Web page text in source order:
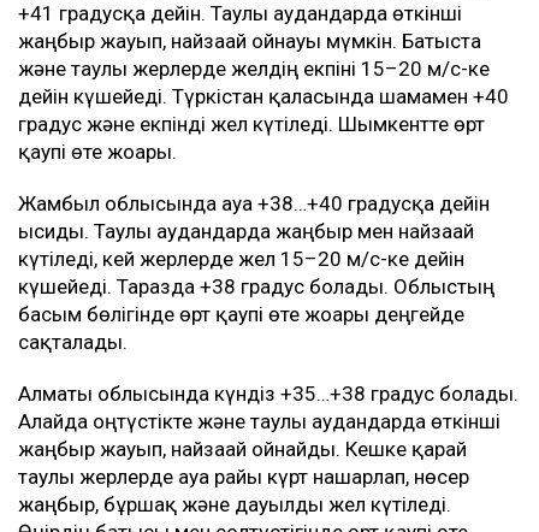
+41 градусқа дейін. Таулы аудандарда өткінші
жаңбыр жауып, найзағай ойнауы мүмкін. Батыста
және таулы жерлерде желдің екпіні 15–20 м/с-ке
дейін күшейеді. Түркістан қаласында шамамен +40
градус және екпінді жел күтіледі. Шымкентте өрт
қаупі өте жоғары.
Жамбыл облысында ауа +38…+40 градусқа дейін
ысиды. Таулы аудандарда жаңбыр мен найзағай
күтіледі, кей жерлерде жел 15–20 м/с-ке дейін
күшейеді. Таразда +38 градус болады. Облыстың
басым бөлігінде өрт қаупі өте жоғары деңгейде
сақталады.
Алматы облысында күндіз +35…+38 градус болады.
Алайда оңтүстікте және таулы аудандарда өткінші
жаңбыр жауып, найзағай ойнайды. Кешке қарай
таулы жерлерде ауа райы күрт нашарлап, нөсер
жаңбыр, бұршақ және дауылды жел күтіледі.